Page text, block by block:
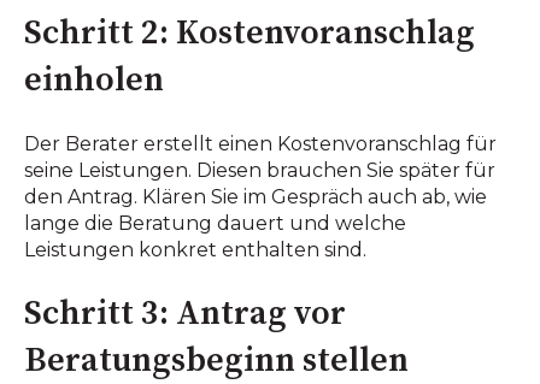
Schritt 2: Kostenvoranschlag
einholen
Der Berater erstellt einen Kostenvoranschlag für
seine Leistungen. Diesen brauchen Sie später für
den Antrag. Klären Sie im Gespräch auch ab, wie
lange die Beratung dauert und welche
Leistungen konkret enthalten sind.
Schritt 3: Antrag vor
Beratungsbeginn stellen